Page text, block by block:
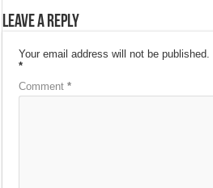
Leave a Reply
Your email address will not be published.
*
Comment*